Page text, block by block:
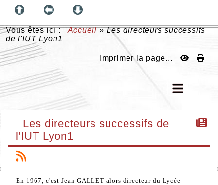
Vous êtes ici :Accueil»Les directeurs successifs
de l'IUT Lyon1
Imprimer la page...
Les directeurs successifs de
l'IUT Lyon1
En 1967, c'est Jean GALLET alors directeur du Lycée